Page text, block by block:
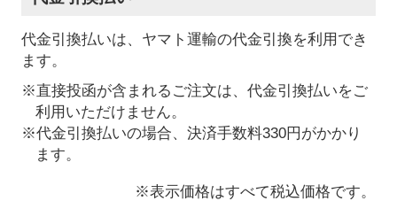
代金引換払いは、ヤマト運輸の代金引換を利用でき
ます。
※直接投函が含まれるご注文は、代金引換払いをご
利用いただけません。
※代金引換払いの場合、決済手数料330円がかかり
ます。
※表示価格はすべて税込価格です。